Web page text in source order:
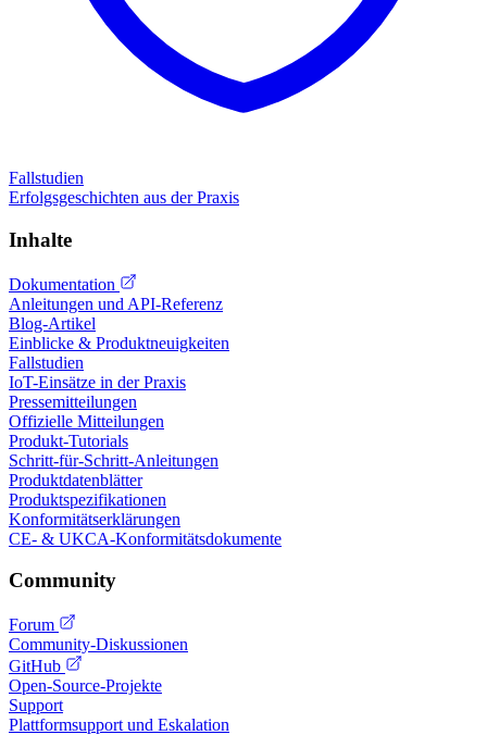
Fallstudien
Erfolgsgeschichten aus der Praxis
Inhalte
Dokumentation
Anleitungen und API-Referenz
Blog-Artikel
Einblicke & Produktneuigkeiten
Fallstudien
IoT-Einsätze in der Praxis
Pressemitteilungen
Offizielle Mitteilungen
Produkt-Tutorials
Schritt-für-Schritt-Anleitungen
Produktdatenblätter
Produktspezifikationen
Konformitätserklärungen
CE- & UKCA-Konformitätsdokumente
Community
Forum
Community-Diskussionen
GitHub
Open-Source-Projekte
Support
Plattformsupport und Eskalation